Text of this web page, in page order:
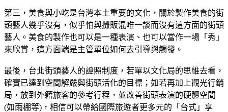
第三，美食與小吃是台灣本土重要的文化，關於製作美食的街
頭藝人幾乎沒有，似乎怕與攤販混唯一談而沒有這方面的街頭
藝人。美食的製作也可以是一種表演、也可以當作一場「秀」
來欣賞，這方面端是主管單位如何去引導與觸發。
最後，台北街頭藝人的證照制度，若單以文化局的思維去看，
確實已達到空間解嚴與街頭活化的目標；如若再加上觀光行銷
局，放到外籍旅客的參考行程，並改善街頭表演的硬體空間
(如雨棚等)，相信可以帶給國際旅遊者更多元的「台式」享